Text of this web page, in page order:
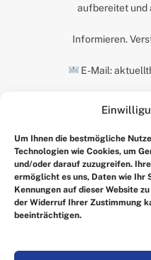
Um Ihnen die bestmögliche
Technologien wie Cookies, um
und/oder darauf zuzugreifen.
ermöglicht es uns, Daten wie Ihr
Kennungen auf dieser Website
der Widerruf Ihrer Zustimmung
beeinträchtigen.
aufbereitet und
Informieren.
E-Mail: